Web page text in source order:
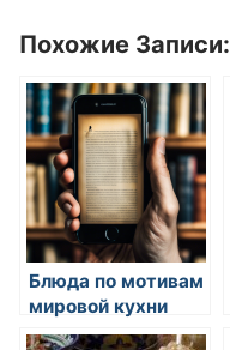
Похожие Записи:
Блюда по мотивам
мировой кухни